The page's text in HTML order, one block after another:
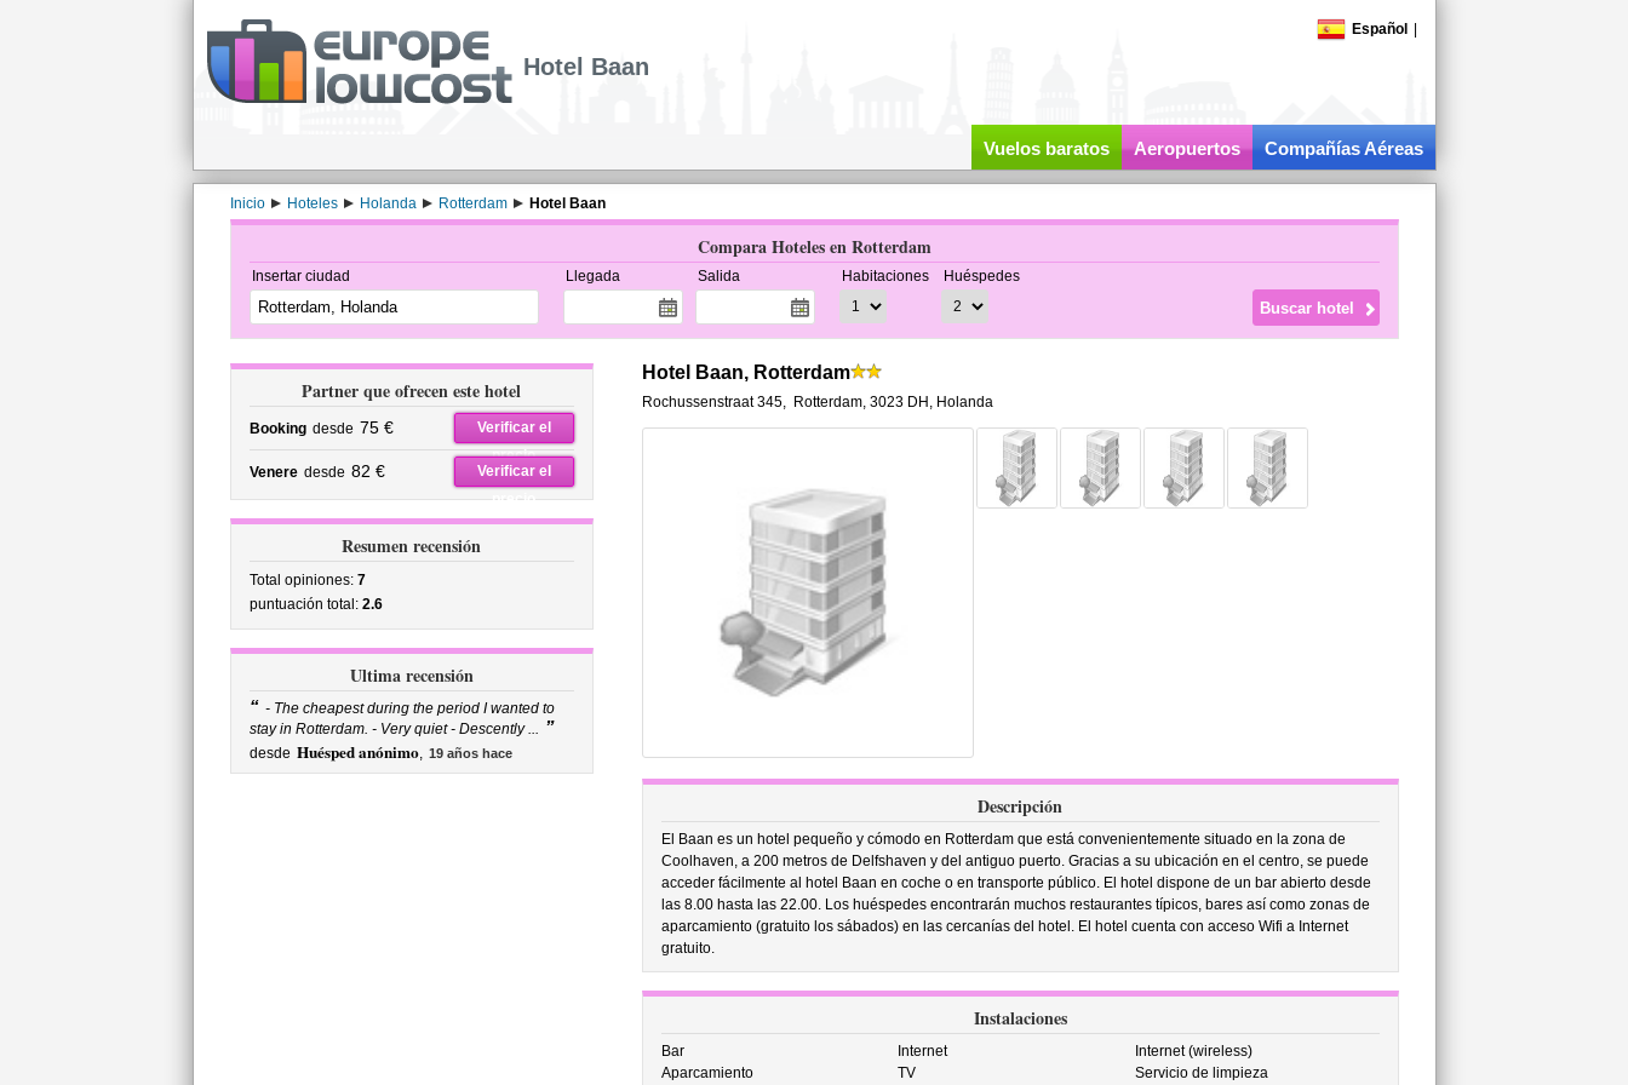
Español
Hotel Baan
Vuelos baratos Aeropuertos Compañías Aéreas
Inicio Hoteles Holanda Rotterdam Hotel Baan
Compara Hoteles en Rotterdam
Insertar ciudad Llegada Salida Habitaciones Huéspedes
Partner que ofrecen este hotel
Booking desde 75 €
Verificar el
precio
Venere desde 82 €
Verificar el
precio
Resumen recensión
Total opiniones: 7
puntuación total: 2.6
Ultima recensión
“ - The cheapest during the period I wanted to
stay in Rotterdam. - Very quiet - Descently ... ”
desde Huésped anónimo, 19 años hace
Hotel Baan, Rotterdam
Rochussenstraat 345, Rotterdam, 3023 DH, Holanda
Descripción
El Baan es un hotel pequeño y cómodo en Rotterdam que está convenientemente situado en la zona de
Coolhaven, a 200 metros de Delfshaven y del antiguo puerto. Gracias a su ubicación en el centro, se puede
acceder fácilmente al hotel Baan en coche o en transporte público. El hotel dispone de un bar abierto desde
las 8.00 hasta las 22.00. Los huéspedes encontrarán muchos restaurantes típicos, bares así como zonas de
aparcamiento (gratuito los sábados) en las cercanías del hotel. El hotel cuenta con acceso Wifi a Internet
gratuito.
Instalaciones
Bar Internet
Internet (wireless)
Aparcamiento
TV Servicio de limpieza